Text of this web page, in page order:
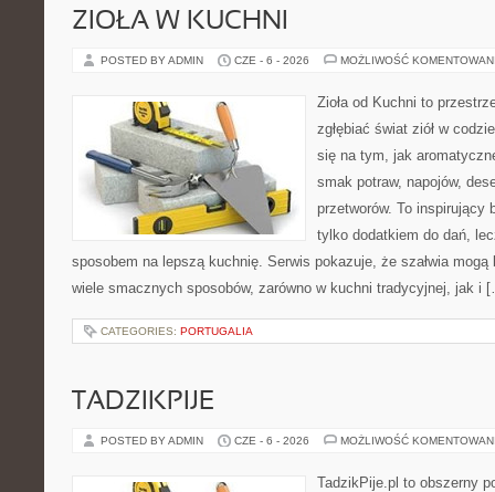
ZIOŁA W KUCHNI
POSTED BY ADMIN CZE - 6 - 2026 MOŻLIWOŚĆ
Zioła od Kuchni to
zgłębiać świat ziół w
się na tym, jak
smak potraw, napojów,
przetworów. To inspirujący
tylko dodatkiem do dań,
sposobem na lepszą kuchnię. Serwis pokazuje, że szałwia
wiele smacznych sposobów, zarówno w kuchni tradycyjnej, jak i
CATEGORIES: PORTUGALIA
TADZIKPIJE
POSTED BY ADMIN CZE - 6 - 2026 MOŻLIWOŚĆ
TadzikPije.pl to obszerny